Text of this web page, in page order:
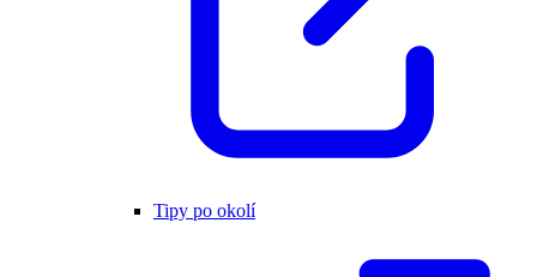
Tipy po okolí